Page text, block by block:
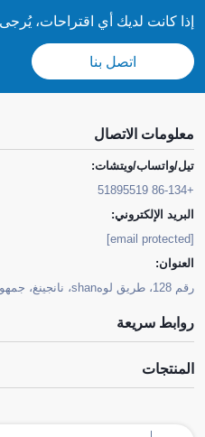
إذا كانت لديك أي اقتراحات،
اتصل بنا
معلومات الاتصال
تيل/واتساب/ويتشات:
+86-134 51895519
البريد الإلكتروني:
[email protected]
العنوان:
رقم 128، طريق لوهshan، نانجينغ، جمهورية الصين الشعبية
روابط سريعة
المنتجات